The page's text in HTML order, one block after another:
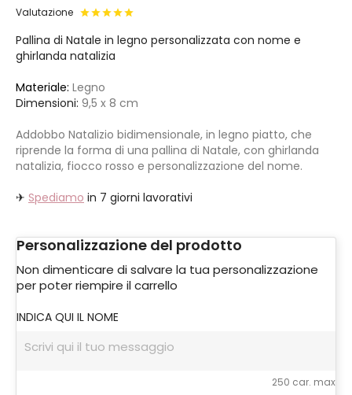
Valutazione
Pallina di Natale in legno personalizzata con nome e
ghirlanda natalizia
Materiale: Legno
Dimensioni: 9,5 x 8 cm
Addobbo Natalizio bidimensionale, in legno piatto, che
riprende la forma di una pallina di Natale, con ghirlanda
natalizia, fiocco rosso e personalizzazione del nome.
✈ Spediamo in 7 giorni lavorativi
Personalizzazione del prodotto
Non dimenticare di salvare la tua personalizzazione
per poter riempire il carrello
INDICA QUI IL NOME
250 car. max